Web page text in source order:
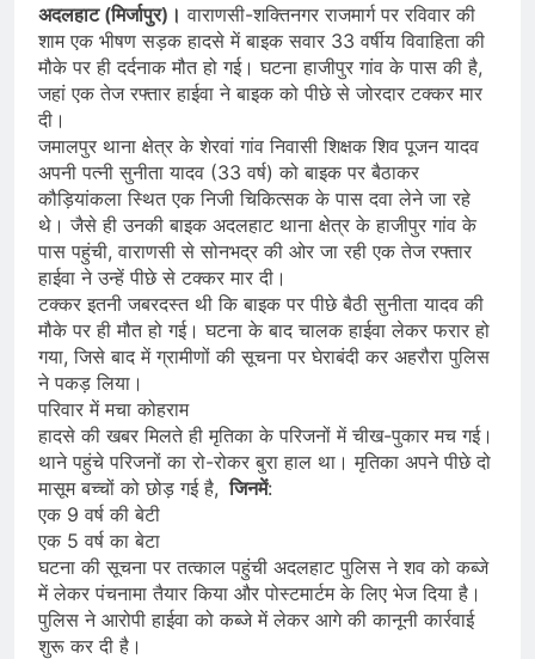
​अदलहाट (मिर्जापुर)। वाराणसी-शक्तिनगर राजमार्ग पर रविवार की
शाम एक भीषण सड़क हादसे में बाइक सवार 33 वर्षीय विवाहिता की
मौके पर ही दर्दनाक मौत हो गई। घटना हाजीपुर गांव के पास की है,
जहां एक तेज रफ्तार हाईवा ने बाइक को पीछे से जोरदार टक्कर मार
दी।
​​जमालपुर थाना क्षेत्र के शेरवां गांव निवासी शिक्षक शिव पूजन यादव
अपनी पत्नी सुनीता यादव (33 वर्ष) को बाइक पर बैठाकर
कौड़ियांकला स्थित एक निजी चिकित्सक के पास दवा लेने जा रहे
थे। जैसे ही उनकी बाइक अदलहाट थाना क्षेत्र के हाजीपुर गांव के
पास पहुंची, वाराणसी से सोनभद्र की ओर जा रही एक तेज रफ्तार
हाईवा ने उन्हें पीछे से टक्कर मार दी।
​टक्कर इतनी जबरदस्त थी कि बाइक पर पीछे बैठी सुनीता यादव की
मौके पर ही मौत हो गई। घटना के बाद चालक हाईवा लेकर फरार हो
गया, जिसे बाद में ग्रामीणों की सूचना पर घेराबंदी कर अहरौरा पुलिस
ने पकड़ लिया।
​परिवार में मचा कोहराम
​हादसे की खबर मिलते ही मृतिका के परिजनों में चीख-पुकार मच गई।
थाने पहुंचे परिजनों का रो-रोकर बुरा हाल था। मृतिका अपने पीछे दो
मासूम बच्चों को छोड़ गई है, जिनमें:
​एक 9 वर्ष की बेटी
​एक 5 वर्ष का बेटा
​​घटना की सूचना पर तत्काल पहुंची अदलहाट पुलिस ने शव को कब्जे
में लेकर पंचनामा तैयार किया और पोस्टमार्टम के लिए भेज दिया है।
पुलिस ने आरोपी हाईवा को कब्जे में लेकर आगे की कानूनी कार्रवाई
शुरू कर दी है।